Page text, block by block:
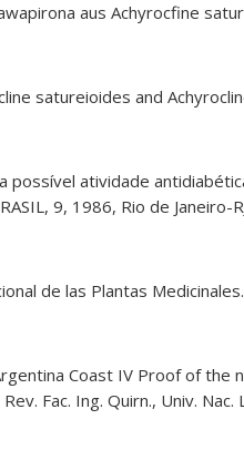
aus Achyrocfine
satureioides and
possível atividade
9, 1986, Rio de Janeiro-
de las Plantas
Coast IV Proof of the
Fac. Ing. Quirn., Univ. Nac.